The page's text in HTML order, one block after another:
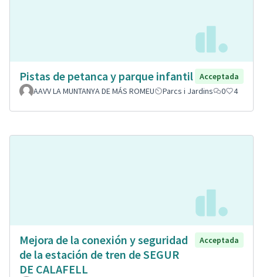
Pistas de petanca y parque infantil
Acceptada
AAVV LA MUNTANYA DE MÁS ROMEU
Parcs i Jardins 0 4
Mejora de la conexión y seguridad
de la estación de tren de SEGUR
DE CALAFELL
Acceptada